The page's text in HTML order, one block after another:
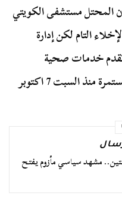
المحتل مستشفى الكويتي
التام لكن إدارة
خدمات صحية
للجرحى جراء عمليات القصف المستمرة منذ السبت 7 اكتوبر
مشهد سياسي مأزوم يفتح